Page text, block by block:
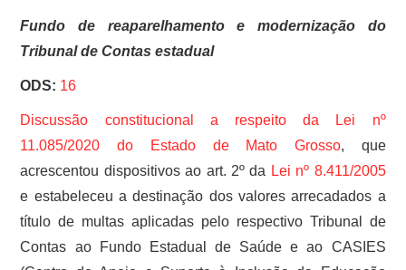
Fundo de reaparelhamento e modernização do
Tribunal de Contas estadual
ODS: 16
Discussão constitucional a respeito da
Lei nº
11.085/2020 do Estado de Mato Grosso, que
acrescentou dispositivos ao art. 2º da Lei nº 8.411/2005
e estabeleceu a destinação dos valores arrecadados a
título de multas aplicadas pelo respectivo Tribunal de
Contas ao Fundo Estadual de Saúde e ao CASIES